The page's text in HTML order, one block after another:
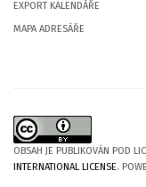
EXPORT KALENDÁŘE
MAPA ADRESÁŘE
OBSAH JE PUBLIKOVÁN POD
INTERNATIONAL LICENSE.